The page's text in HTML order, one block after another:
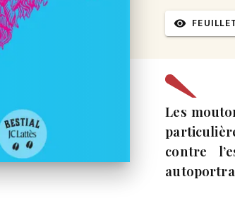
visibility
Les
contre